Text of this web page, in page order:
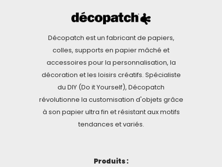
Décopatch est un fabricant de papiers,
colles, supports en papier mâché et
accessoires pour la personnalisation, la
décoration et les loisirs créatifs. Spécialiste
du DIY (Do it Yourself), Décopatch
révolutionne la customisation d'objets grâce
à son papier ultra fin et résistant aux motifs
tendances et variés.
Produits :